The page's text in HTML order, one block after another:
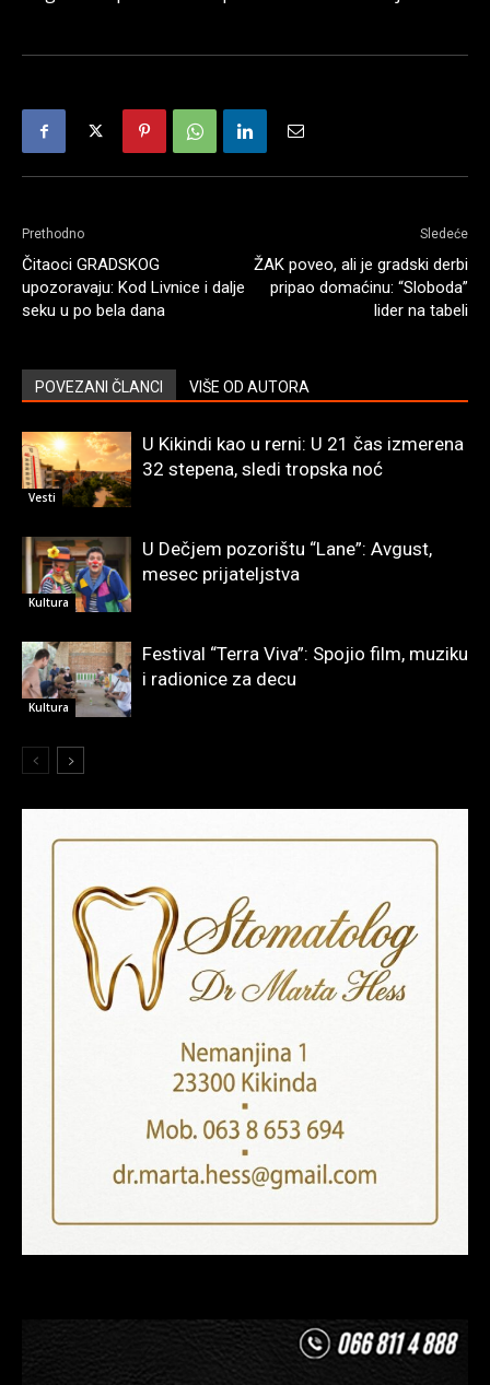
Prethodno
Čitaoci GRADSKOG
upozoravaju: Kod Livnice i dalje
seku u po bela dana
Sledeće
ŽAK poveo, ali je gradski derbi
pripao domaćinu: “Sloboda”
lider na tabeli
POVEZANI ČLANCI VIŠE OD AUTORA
Vesti
U Kikindi kao u rerni: U 21 čas izmerena
32 stepena, sledi tropska noć
Kultura
U Dečjem pozorištu “Lane”: Avgust,
mesec prijateljstva
Kultura
Festival “Terra Viva”: Spojio film, muziku
i radionice za decu